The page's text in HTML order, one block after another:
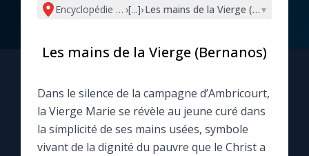
L'actualité de la semaine
La chaîne Youtube
La newsletter
Encyclopédie mariale
›[...]›Les mains de la Vierge (Bernanos)
▾
Les mains de la Vierge (Bernanos)
Dans le silence de la campagne d’Ambricourt,
la Vierge Marie se révèle au jeune curé dans
la simplicité de ses mains usées, symbole
vivant de la dignité du pauvre que le Christ a